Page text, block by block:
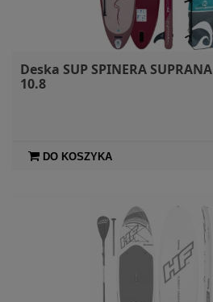
Deska SUP SPINERA SUPRANA
10.8
DO KOSZYKA